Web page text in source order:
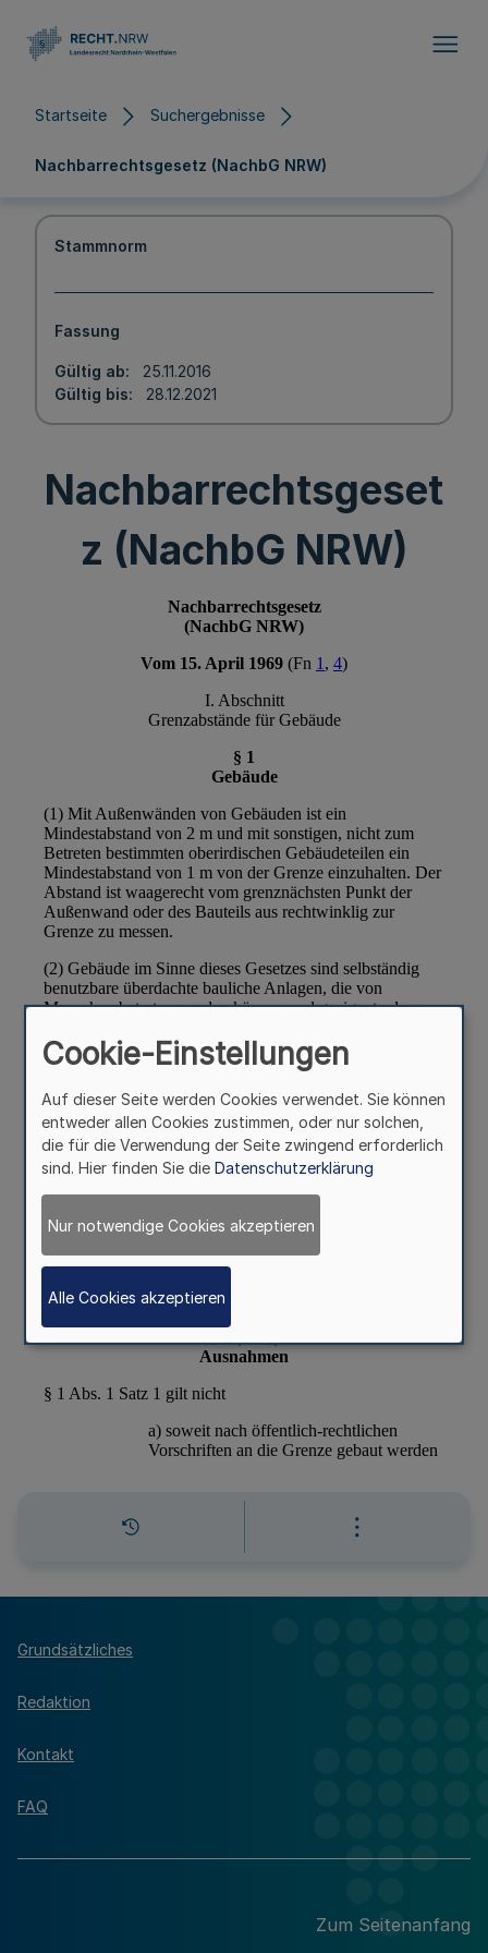
Startseite Suchergebnisse
Nachbarrechtsgesetz (NachbG NRW)
Stammnorm
Fassung
Gültig ab
25.11.2016
Gültig bis
28.12.2021
Nachbarrechtsgeset
z (NachbG NRW)
Grundsätzliches
Redaktion
Kontakt
FAQ
Zum Seitenanfang
Cookie-Einstellungen
Auf dieser Seite werden Cookies verwendet. Sie können
entweder allen Cookies zustimmen, oder nur solchen,
die für die Verwendung der Seite zwingend erforderlich
sind. Hier finden Sie die Datenschutzerklärung
Nur notwendige Cookies akzeptieren
Alle Cookies akzeptieren